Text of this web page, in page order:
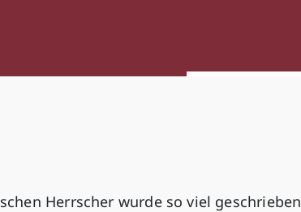
Herrscher wurde so viel geschrieben